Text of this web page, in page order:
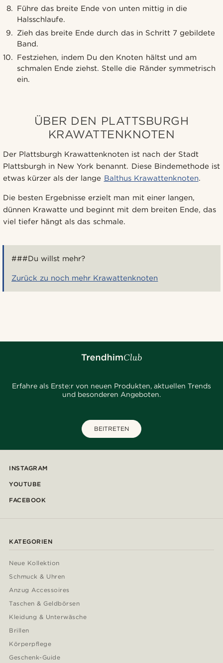
Führe das breite Ende von unten mittig in die
Halsschlaufe.
Zieh das breite Ende durch das in Schritt 7 gebildete
Band.
Festziehen, indem Du den Knoten hältst und am
schmalen Ende ziehst. Stelle die Ränder symmetrisch
ein.
ÜBER DEN PLATTSBURGH
KRAWATTENKNOTEN
Der Plattsburgh Krawattenknoten ist nach der Stadt
Plattsburgh in New York benannt. Diese Bindemethode ist
etwas kürzer als der lange Balthus Krawattenknoten.
Die besten Ergebnisse erzielt man mit einer langen,
dünnen Krawatte und beginnt mit dem breiten Ende, das
viel tiefer hängt als das schmale.
###Du willst mehr?
Zurück zu noch mehr Krawattenknoten
Erfahre als Erste:r von neuen Produkten, aktuellen Trends
und besonderen Angeboten.
BEITRETEN
INSTAGRAM
YOUTUBE
FACEBOOK
KATEGORIEN
Neue Kollektion
Schmuck & Uhren
Anzug Accessoires
Taschen & Geldbörsen
Kleidung & Unterwäsche
Brillen
Körperpflege
Geschenk-Guide